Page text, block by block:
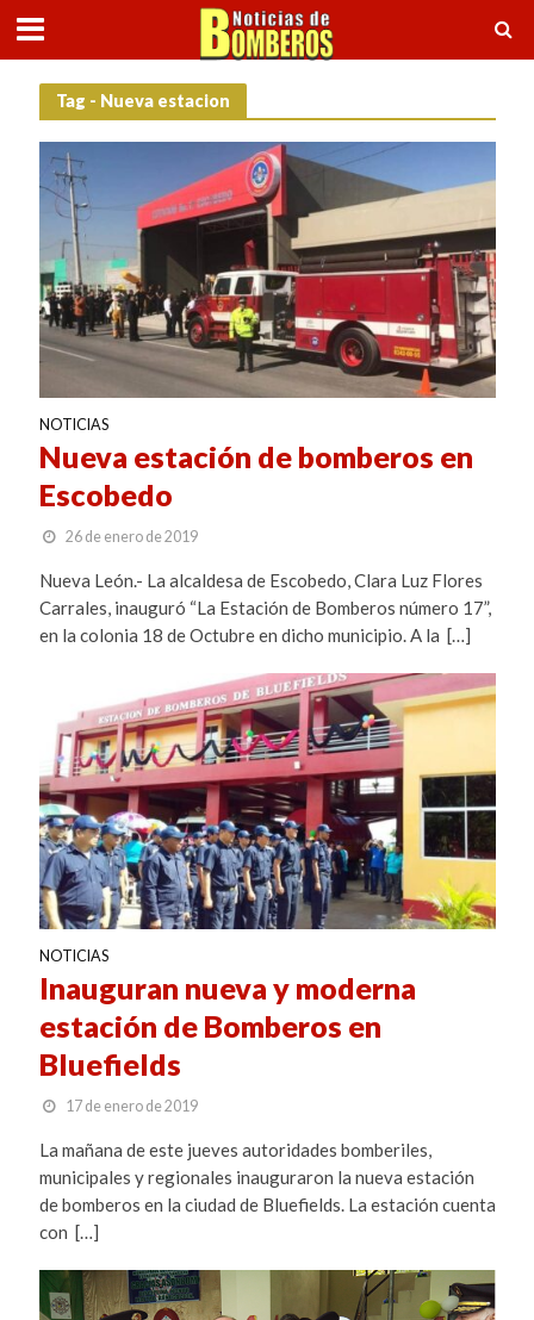
Tag - Nueva estacion
NOTICIAS
Nueva estación de bomberos en
Escobedo
26 de enero de 2019
Nueva León.- La alcaldesa de Escobedo, Clara Luz Flores
Carrales, inauguró “La Estación de Bomberos número 17”,
en la colonia 18 de Octubre en dicho municipio. A la […]
NOTICIAS
Inauguran nueva y moderna
estación de Bomberos en
Bluefields
17 de enero de 2019
La mañana de este jueves autoridades bomberiles,
municipales y regionales inauguraron la nueva estación
de bomberos en la ciudad de Bluefields. La estación cuenta
con […]